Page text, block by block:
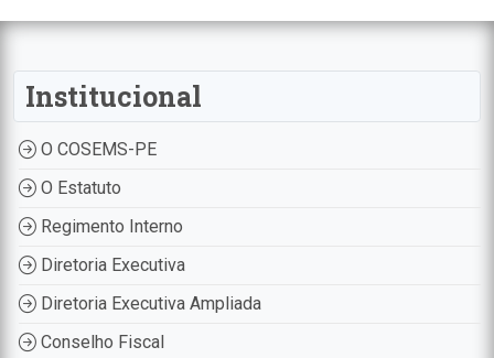
Institucional
O COSEMS-PE
O Estatuto
Regimento Interno
Diretoria Executiva
Diretoria Executiva Ampliada
Conselho Fiscal